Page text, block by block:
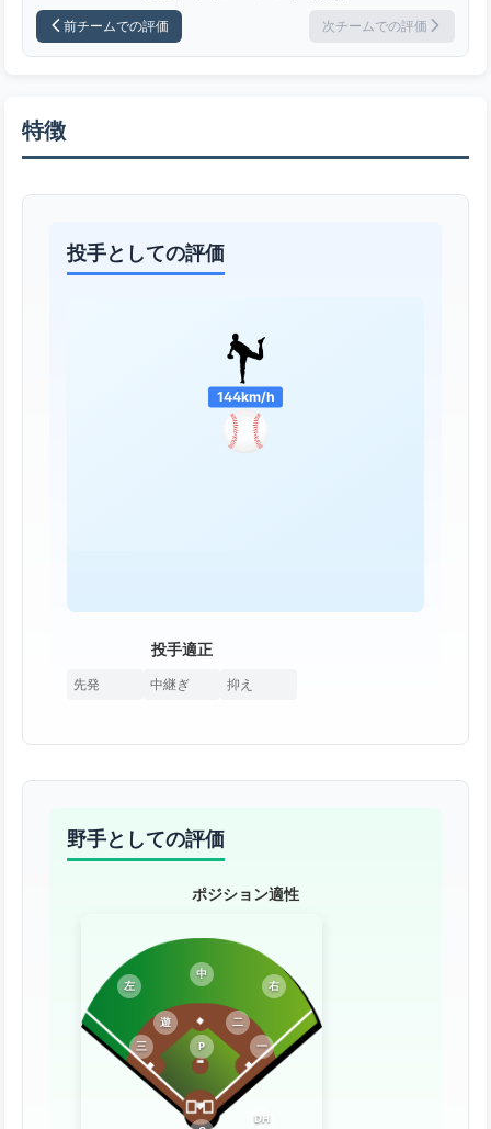
前チームでの評価 次チームでの評価
特徴
投手としての評価
144km/h
投手適正
先発 中継ぎ 抑え
野手としての評価
ポジション適性
P 一
二
三
遊
左
中
右
DH